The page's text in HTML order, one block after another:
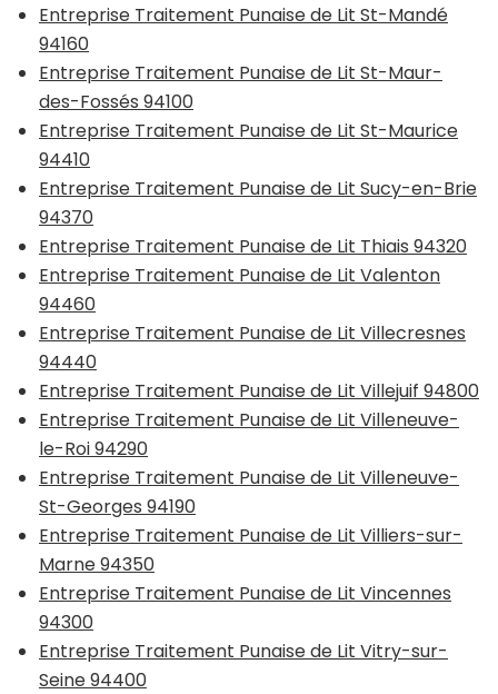
Entreprise Traitement Punaise de Lit St-Mandé
94160
Entreprise Traitement Punaise de Lit St-Maur-
des-Fossés 94100
Entreprise Traitement Punaise de Lit St-Maurice
94410
Entreprise Traitement Punaise de Lit Sucy-en-Brie
94370
Entreprise Traitement Punaise de Lit Thiais 94320
Entreprise Traitement Punaise de Lit Valenton
94460
Entreprise Traitement Punaise de Lit Villecresnes
94440
Entreprise Traitement Punaise de Lit Villejuif 94800
Entreprise Traitement Punaise de Lit Villeneuve-
le-Roi 94290
Entreprise Traitement Punaise de Lit Villeneuve-
St-Georges 94190
Entreprise Traitement Punaise de Lit Villiers-sur-
Marne 94350
Entreprise Traitement Punaise de Lit Vincennes
94300
Entreprise Traitement Punaise de Lit Vitry-sur-
Seine 94400